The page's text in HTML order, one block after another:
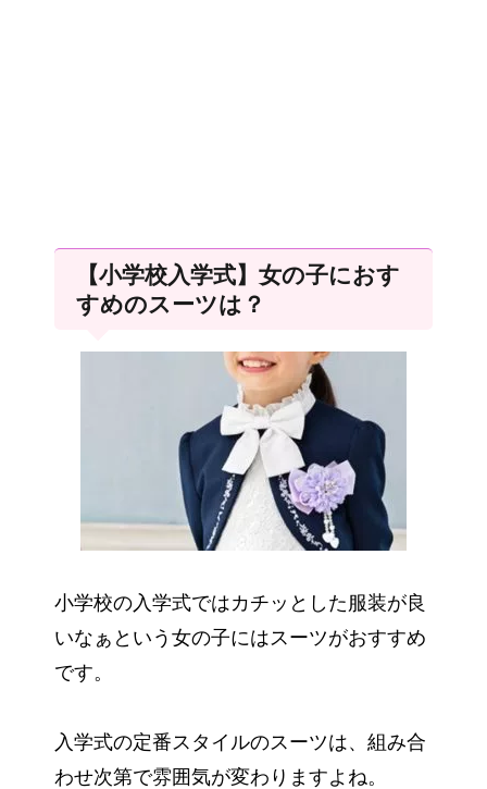
【小学校入学式】女の子におす
すめのスーツは？
小学校の入学式ではカチッとした服装が良
いなぁという女の子にはスーツがおすすめ
です。
入学式の定番スタイルのスーツは、組み合
わせ次第で雰囲気が変わりますよね。